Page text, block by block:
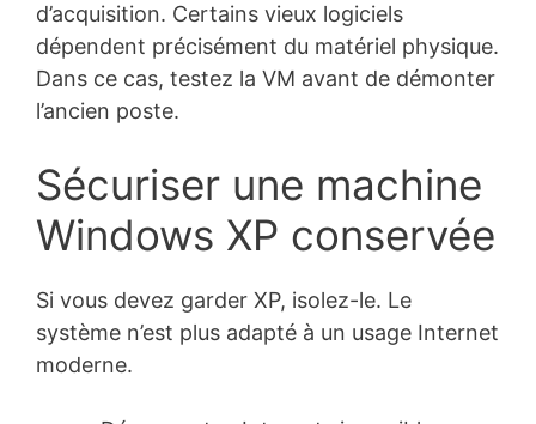
d’acquisition. Certains vieux logiciels
dépendent précisément du matériel physique.
Dans ce cas, testez la VM avant de démonter
l’ancien poste.
Sécuriser une machine
Windows XP conservée
Si vous devez garder XP, isolez-le. Le
système n’est plus adapté à un usage Internet
moderne.